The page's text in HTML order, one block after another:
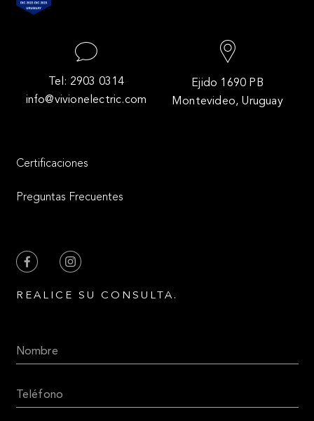
Tel: 2903 0314
info@vivionelectric.com
Ejido 1690 PB
Montevideo, Uruguay
Certificaciones
Preguntas Frecuentes
REALICE SU CONSULTA.